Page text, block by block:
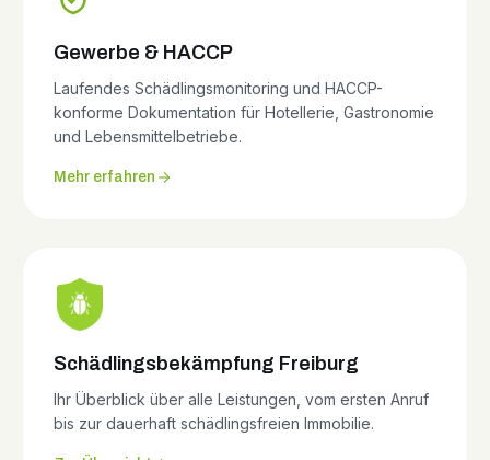
Gewerbe & HACCP
Laufendes Schädlingsmonitoring und HACCP-
konforme Dokumentation für Hotellerie, Gastronomie
und Lebensmittelbetriebe.
Mehr erfahren
Schädlingsbekämpfung Freiburg
Ihr Überblick über alle Leistungen, vom ersten Anruf
bis zur dauerhaft schädlingsfreien Immobilie.